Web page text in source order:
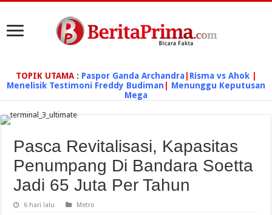
TOPIK UTAMA: Paspor Ganda Archandra| Risma vs Ahok
Menelisik Testimoni Freddy Budiman
Menunggu Keputusan
Mega
Pasca Revitalisasi, Kapasitas
Penumpang Di Bandara Soetta
Jadi 65 Juta Per Tahun
6 hari lalu Metro